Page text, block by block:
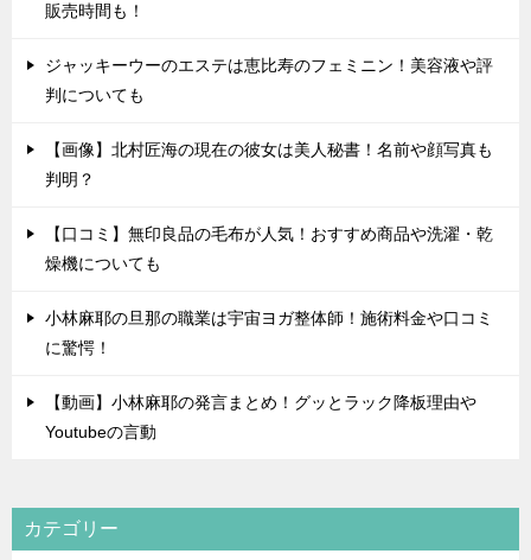
販売時間も！
ジャッキーウーのエステは恵比寿のフェミニン！美容液や評
判についても
【画像】北村匠海の現在の彼女は美人秘書！名前や顔写真も
判明？
【口コミ】無印良品の毛布が人気！おすすめ商品や洗濯・乾
燥機についても
小林麻耶の旦那の職業は宇宙ヨガ整体師！施術料金や口コミ
に驚愕！
【動画】小林麻耶の発言まとめ！グッとラック降板理由や
Youtubeの言動
カテゴリー